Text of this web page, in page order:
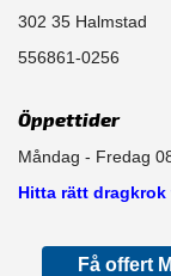
302 35 Halmstad
556861-0256
Öppettider
Måndag - Fredag
Hitta rätt
Få offert